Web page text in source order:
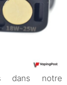
dans notre